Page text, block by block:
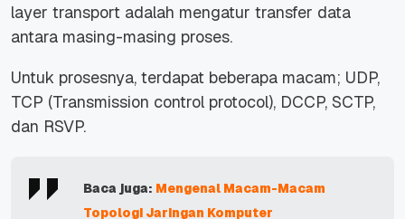
layer transport adalah mengatur transfer data
antara masing-masing proses.
Untuk prosesnya, terdapat beberapa macam; UDP,
TCP (Transmission control protocol), DCCP, SCTP,
dan RSVP.
Baca juga: Mengenal Macam-Macam
Topologi Jaringan Komputer